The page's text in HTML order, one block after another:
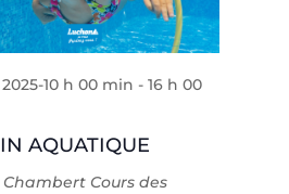
AQUATIQUE
10 h 00 min -16 h 00
Chambert Cours des